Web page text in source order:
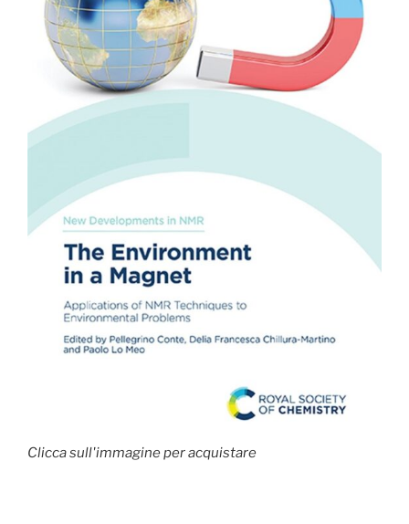
Clicca sull'immagine per acquistare